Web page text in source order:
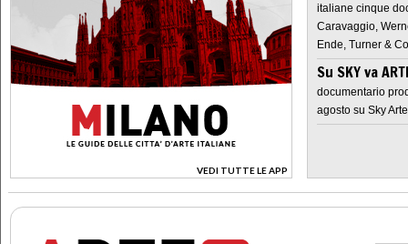
VEDI TUTTE LE APP
>
italiane cinque
Caravaggio,
Ende, Turner &
Su SKY va
documentario
agosto su Sky Arte